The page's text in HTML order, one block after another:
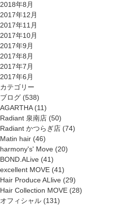
2018年8月
2017年12月
2017年11月
2017年10月
2017年9月
2017年8月
2017年7月
2017年6月
カテゴリー
ブログ (538)
AGARTHA(11)
Radiant 泉南店 (50)
Radiant かつらぎ店 (74)
Matin hair (46)
harmony's' Move (20)
BOND.ALive (41)
excellent MOVE (41)
Hair Produce ALlive (29)
Hair Collection MOVE (28)
オフィシャル (131)